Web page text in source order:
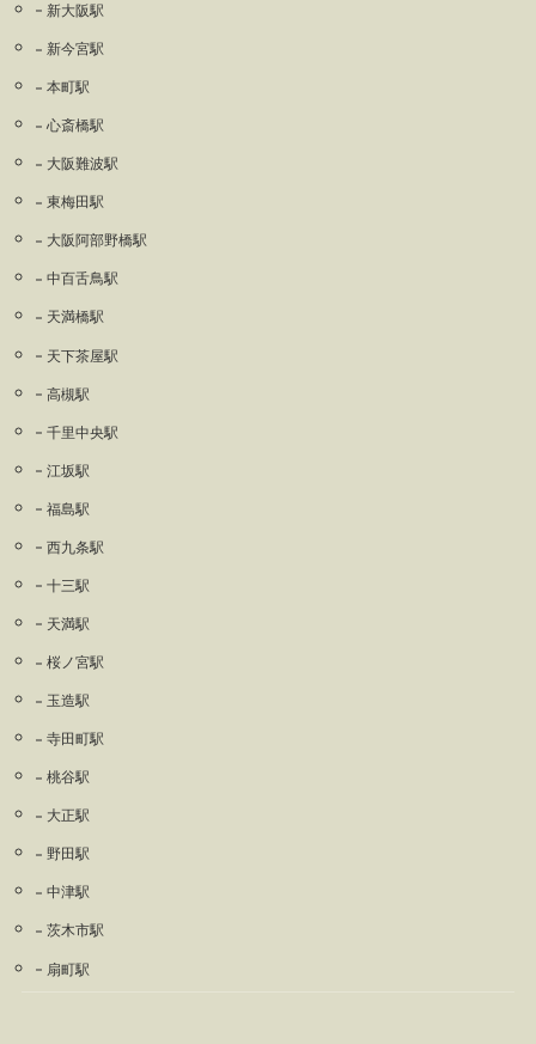
新大阪駅
新今宮駅
本町駅
心斎橋駅
大阪難波駅
東梅田駅
大阪阿部野橋駅
中百舌鳥駅
天満橋駅
天下茶屋駅
高槻駅
千里中央駅
江坂駅
福島駅
西九条駅
十三駅
天満駅
桜ノ宮駅
玉造駅
寺田町駅
桃谷駅
大正駅
野田駅
中津駅
茨木市駅
扇町駅